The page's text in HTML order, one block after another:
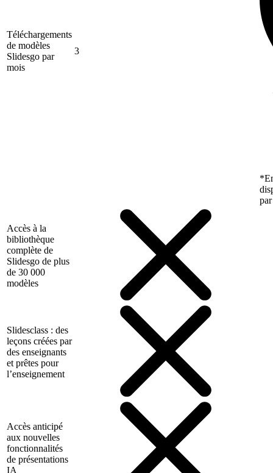
Téléchargements
de modèles
Slidesgo par
mois
3
Accès à la
bibliothèque
complète de
Slidesgo de plus
de 30 000
modèles
Slidesclass : des
leçons créées par
des enseignants
et prêtes pour
l’enseignement
Accès anticipé
aux nouvelles
fonctionnalités
de présentations
IA